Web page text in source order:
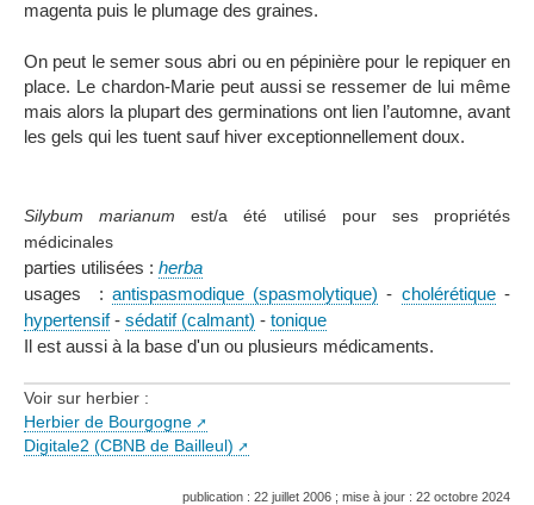
magenta puis le plumage des graines.
On peut le semer sous abri ou en pépinière pour le repiquer en
place. Le chardon-Marie peut aussi se ressemer de lui même
mais alors la plupart des germinations ont lien l’automne, avant
les gels qui les tuent sauf hiver exceptionnellement doux.
Silybum marianum est/a été utilisé pour ses propriétés
médicinales
parties utilisées : herba
usages : antispasmodique (spasmolytique) - cholérétique-
hypertensif- sédatif (calmant) - tonique
Il est aussi à la base d'un ou plusieurs médicaments.
Voir sur herbier :
Herbier de Bourgogne
Digitale2 (CBNB de Bailleul)
publication : 22 juillet 2006 ; mise à jour : 22 octobre 2024